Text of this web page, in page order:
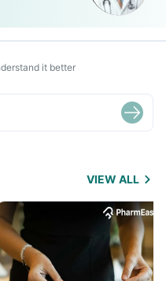
it better
VIEW ALL